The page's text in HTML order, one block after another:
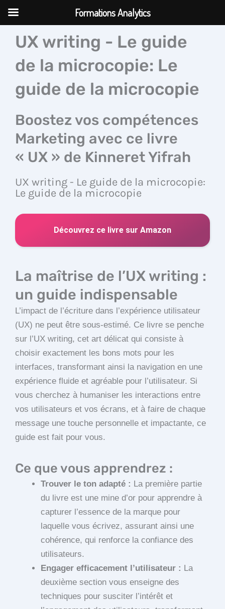
Aller
contenuUX writing - Le guide
de la microcopie: Le
guide de la microcopie
Boostez vos compétences
Marketing avec ce livre
« UX » de Kinneret Yifrah
UX writing - Le guide de la microcopie:
Le guide de la microcopie
Découvrez ce livre sur Amazon
La maîtrise de l’UX writing :
un guide indispensable
L’impact de l’écriture dans l’expérience utilisateur
(UX) ne peut être sous-estimé. Ce livre se penche
sur l’UX writing, cet art délicat qui consiste à
choisir exactement les bons mots pour les
interfaces, transformant ainsi la navigation en une
expérience fluide et agréable pour l’utilisateur. Si
vous cherchez à humaniser les interactions entre
vos utilisateurs et vos écrans, et à faire de chaque
message une touche personnelle et impactante, ce
guide est fait pour vous.
Ce que vous apprendrez :
Trouver le ton adapté : La première partie
du livre est une mine d’or pour apprendre à
capturer l’essence de la marque pour
laquelle vous écrivez, assurant ainsi une
cohérence, qui renforce la confiance des
utilisateurs.
Engager efficacement l’utilisateur : La
deuxième section vous enseigne des
techniques pour susciter l’intérêt et
Formations Analytics